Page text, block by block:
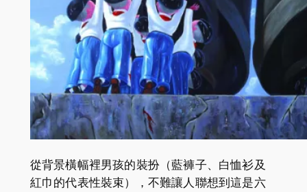
從背景橫幅裡男孩的裝扮（藍褲子、白恤衫及
紅巾的代表性裝束），不難讓人聯想到這是六